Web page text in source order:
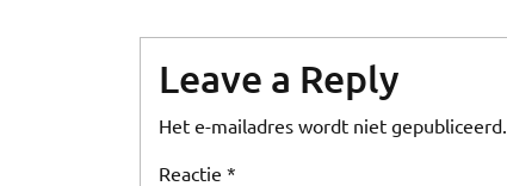
Leave a Reply
Het e-mailadres wordt niet gepubliceerd.
Reactie *